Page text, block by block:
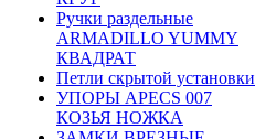
Ручки раздельные
ARMADILLO YUMMY
КВАДРАТ
Петли скрытой установки
УПОРЫ APECS 007
КОЗЬЯ НОЖКА